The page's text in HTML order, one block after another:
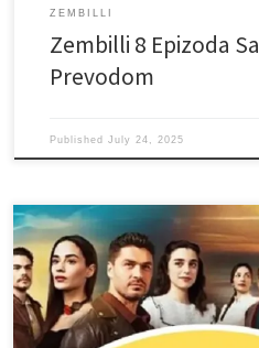
ZEMBILLI
Zembilli 8 Epizoda Sa
Prevodom
PublishedJuly 24, 2025